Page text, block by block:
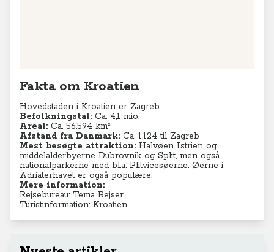
Fakta om Kroatien
Hovedstaden i Kroatien er Zagreb.
Befolkningstal: Ca. 4,1 mio.
Areal: Ca. 56.594 km²
Afstand fra Danmark: Ca. 1.124 til Zagreb
Mest besøgte attraktion: Halvøen Istrien og
middelalderbyerne Dubrovnik og Split, men også
nationalparkerne med bl.a. Plitvicesøerne. Øerne i
Adriaterhavet er også populære.
Mere information:
Rejsebureau: Tema Rejser
Turistinformation: Kroatien